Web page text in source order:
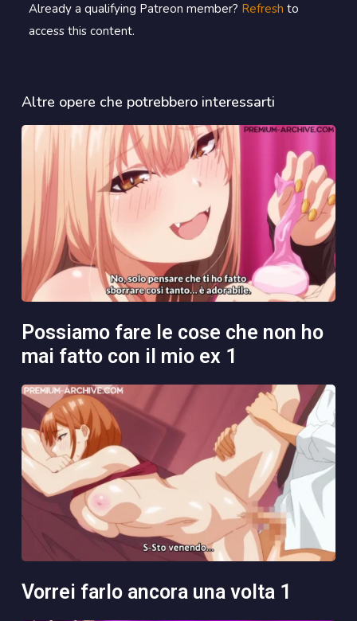
Already a qualifying Patreon member? Refresh to
access this content.
Altre opere che potrebbero interessarti
possiamo fare le cose che non ho
mai fatto con il mio ex 1
vorrei farlo ancora una volta 1